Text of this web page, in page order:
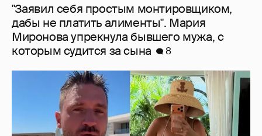
"Заявил себя простым монтировщиком,
дабы не платить алименты". Мария
Миронова упрекнула бывшего мужа, с
которым судится за сына
8